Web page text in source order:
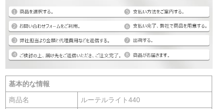
基本的な情報
商品名 ルーテルライト440